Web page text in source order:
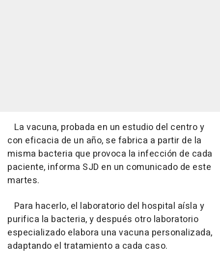
La vacuna, probada en un estudio del centro y
con eficacia de un año, se fabrica a partir de la
misma bacteria que provoca la infección de cada
paciente, informa SJD en un comunicado de este
martes.
Para hacerlo, el laboratorio del hospital aísla y
purifica la bacteria, y después otro laboratorio
especializado elabora una vacuna personalizada,
adaptando el tratamiento a cada caso.